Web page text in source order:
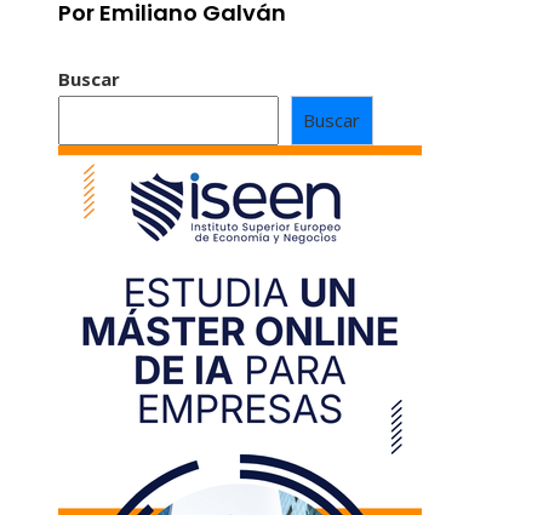
Por Emiliano Galván
Buscar
Buscar